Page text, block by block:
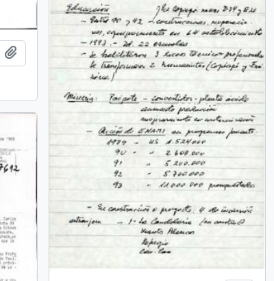
Añadir al portapapeles